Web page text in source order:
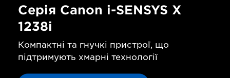
Серія Canon i-SENSYS X
1238i
Компактні та гнучкі пристрої, що
підтримують хмарні технології